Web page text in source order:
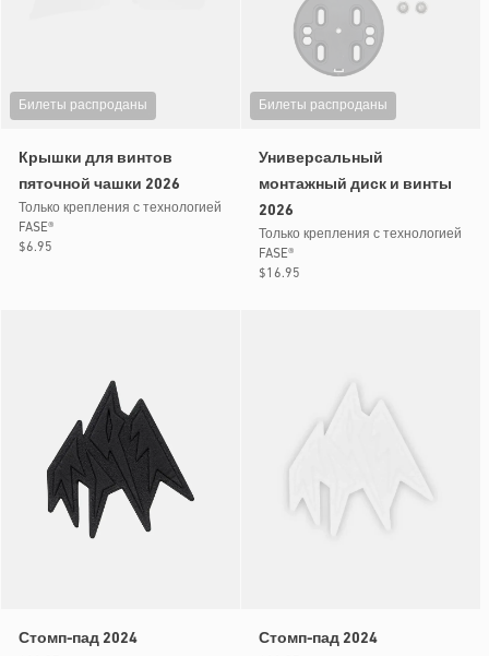
Билеты распроданы
Крышки для винтов
пяточной чашки 2026
Только крепления с технологией
FASE®
Обычная
$6.95
Билеты распроданы
Универсальный
монтажный диск и винты
2026
Только крепления с технологией
FASE®
Обычная
$16.95
Стомп-пад 2024 Стомп-пад 2024